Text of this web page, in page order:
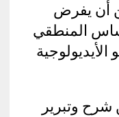
أن يفرض
المنطقي
وتبرير